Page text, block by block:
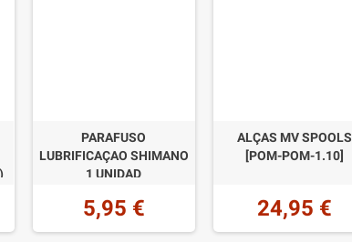
PARAFUSO
LUBRIFICAÇAO SHIMANO
1 UNIDAD
5,95 €
ALÇAS MV SPOOLS
[POM-POM-1.10]
24,95 €